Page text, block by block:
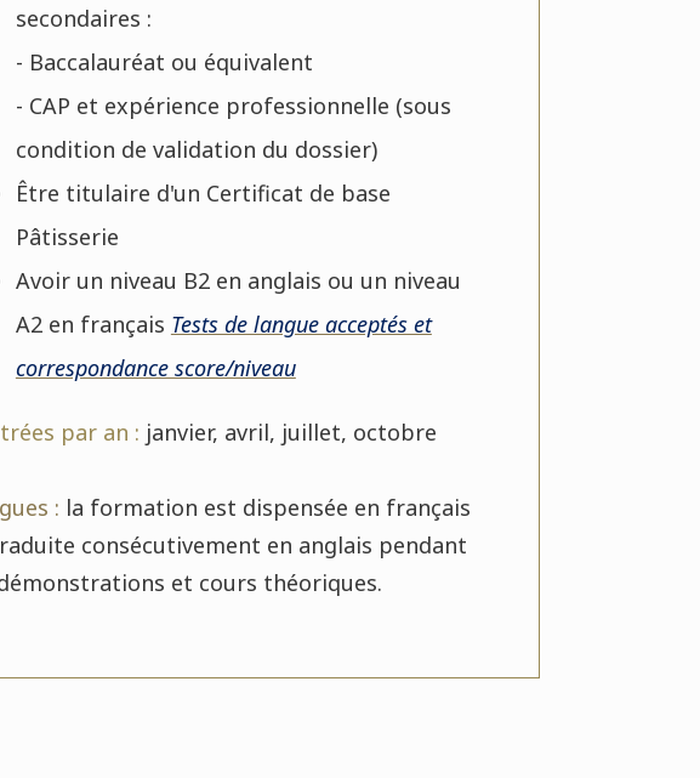
secondaires :
- Baccalauréat ou équivalent
- CAP et expérience professionnelle (sous
condition de validation du dossier)
Être titulaire d'un Certificat de base
Pâtisserie
Avoir un niveau B2 en anglais ou un niveau
A2 en français Tests de langue acceptés et
correspondance score/niveau
par an : janvier, avril, juillet, octobre
: la formation est dispensée en français
consécutivement en anglais pendant
et cours théoriques.